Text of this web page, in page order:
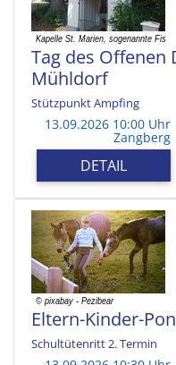
Tag des Offenen
Mühldorf
Stützpunkt Ampfing
13.09.2026 10:00 Uhr
Zangberg
DETAIL
Eltern-Kinder-
Schultütenritt 2. Termin